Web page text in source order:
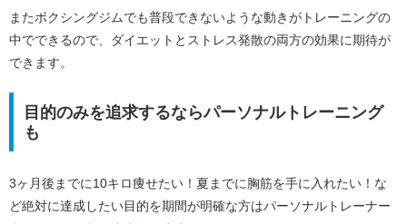
またボクシングジムでも普段できないような動きがトレーニングの
中でできるので、ダイエットとストレス発散の両方の効果に期待が
できます。
目的のみを追求するならパーソナルトレーニング
も
3ヶ月後までに10キロ痩せたい！夏までに胸筋を手に入れたい！な
ど絶対に達成したい目的を期間が明確な方はパーソナルトレーナー